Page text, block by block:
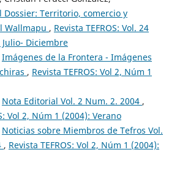
Territorio, comercio y
Wallmapu , Revista TEFROS: Vol. 24
Diciembre
Imágenes de la Frontera - Imágenes
, Revista TEFROS: Vol 2, Núm 1
Nota Editorial Vol. 2 Num. 2. 2004 ,
Vol 2, Núm 1 (2004): Verano
Noticias sobre Miembros de Tefros Vol.
, Revista TEFROS: Vol 2, Núm 1 (2004):